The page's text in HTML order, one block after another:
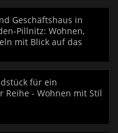
Geschäftshaus in
Pillnitz: Wohnen,
mit Blick auf das
für ein
Reihe - Wohnen mit Stil